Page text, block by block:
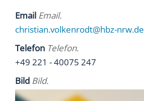
Email Email.
christian.volkenrodt@hbz-nrw.de
Telefon Telefon.
+49 221 - 40075 247
Bild Bild.